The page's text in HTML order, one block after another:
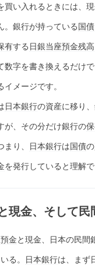
買い入れるときには、
。銀行が持っている国債
有する 日銀当座預金残高
数字を書き換えるだけ
メージです。
日本銀行の資産に移り
が、その分だけ銀行の
り、 日本銀行は国債
を発行していると理解で
現金、そして
金と現金、日本の民間
る。
日本銀行は、まず